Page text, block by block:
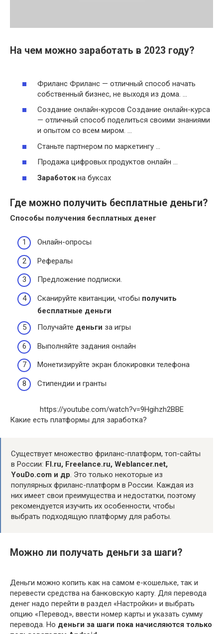
На чем можно заработать в 2023 году?
Фриланс Фриланс — отличный способ начать
собственный бизнес, не выходя из дома. …
Создание онлайн-курсов Создание онлайн-курса
— отличный способ поделиться своими знаниями
и опытом со всем миром. …
Станьте партнером по маркетингу …
Продажа цифровых продуктов онлайн …
Заработокна буксах
Где можно получить бесплатные деньги?
Способы получения бесплатных денег
Онлайн-опросы
Рефералы
Предложение подписки.
Сканируйте квитанции, чтобы получить
бесплатные деньги
Получайте деньги за игры
Выполняйте задания онлайн
Монетизируйте экран блокировки телефона
Стипендии и гранты
https://youtube.com/watch?v=9Hgihzh2BBE
Какие есть платформы для заработка?
Существует множество фриланс-платформ, топ-сайты
в России: Fl.ru, Freelance.ru, Weblancer.net,
YouDo.com и др. Это только некоторые из
популярных фриланс-платформ в России. Каждая из
них имеет свои преимущества и недостатки, поэтому
рекомендуется изучить их особенности, чтобы
выбрать подходящую платформу для работы.
Можно ли получать деньги за шаги?
Деньги можно копить как на самом e-кошельке, так и
перевести средства на банковскую карту. Для перевода
денег надо перейти в раздел «Настройки» и выбрать
опцию «Перевод», ввести номер карты и указать сумму
перевода. Но деньги за шаги пока начисляются только